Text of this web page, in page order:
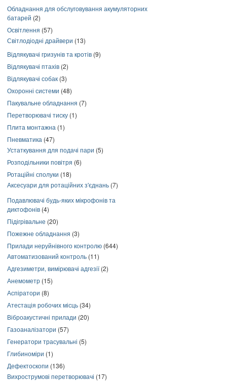
Обладнання для обслуговування акумуляторних
батарей (2)
Освітлення (57)
Світлодіодні драйвери (13)
Відлякувачі гризунів та кротів (9)
Відлякувачі птахів (2)
Відлякувачі собак (3)
Охоронні системи (48)
Пакувальне обладнання (7)
Перетворювачі тиску (1)
Плита монтажна (1)
Пневматика (47)
Устаткування для подачі пари (5)
Розподільники повітря (6)
Ротаційні сполуки (18)
Аксесуари для ротаційних з'єднань (7)
Подавлювачі будь-яких мікрофонів та
диктофонів (4)
Підігрівальне (20)
Пожежне обладнання (3)
Прилади неруйнівного контролю (644)
Автоматизований контроль (11)
Адгезиметри, вимірювачі адгезії(2)
Анемометр (15)
Аспіратори (8)
Атестація робочих місць (34)
Віброакустичні прилади (20)
Газоаналізатори (57)
Генератори трасувальні (5)
Глибиноміри (1)
Дефектоскопи (136)
Вихрострумові перетворювачі (17)